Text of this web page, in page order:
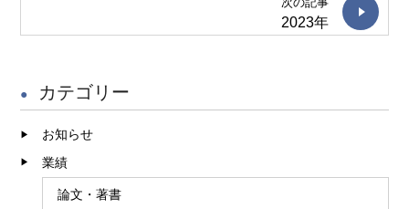
2023年
カテゴリー
お知らせ
業績
論文・著書